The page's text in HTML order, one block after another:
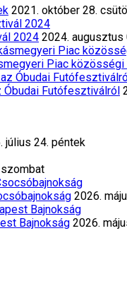
2021. október 28.
2024 2024. augusztus
Piac
Futófesztiválról
július 24. péntek
2026.
Bajnokság 2026.